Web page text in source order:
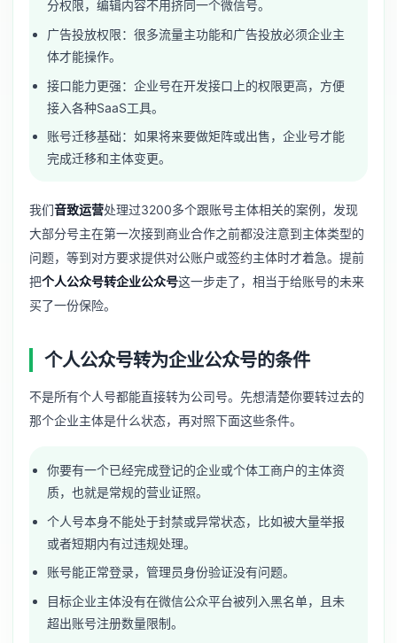
分权限，编辑内容不用挤同一个微信号。
广告投放权限：很多流量主功能和广告投放必须企业主
体才能操作。
接口能力更强：企业号在开发接口上的权限更高，方便
接入各种SaaS工具。
账号迁移基础：如果将来要做矩阵或出售，企业号才能
完成迁移和主体变更。
我们音致运营处理过3200多个跟账号主体相关的案例，发现
大部分号主在第一次接到商业合作之前都没注意到主体类型的
问题，等到对方要求提供对公账户或签约主体时才着急。提前
把个人公众号转企业公众号这一步走了，相当于给账号的未来
买了一份保险。
个人公众号转为企业公众号的条件
不是所有个人号都能直接转为公司号。先想清楚你要转过去的
那个企业主体是什么状态，再对照下面这些条件。
你要有一个已经完成登记的企业或个体工商户的主体资
质，也就是常规的营业证照。
个人号本身不能处于封禁或异常状态，比如被大量举报
或者短期内有过违规处理。
账号能正常登录，管理员身份验证没有问题。
目标企业主体没有在微信公众平台被列入黑名单，且未
超出账号注册数量限制。